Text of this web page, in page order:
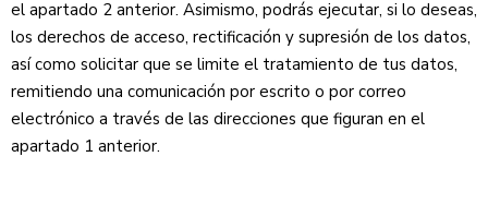
el apartado 2 anterior. Asimismo, podrás ejecutar, si lo deseas,
los derechos de acceso, rectificación y supresión de los datos,
así como solicitar que se limite el tratamiento de tus datos,
remitiendo una comunicación por escrito o por correo
electrónico a través de las direcciones que figuran en el
apartado 1 anterior.